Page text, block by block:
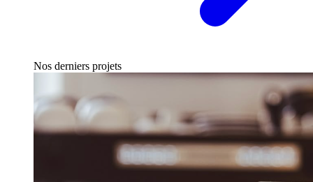
Nos derniers projets